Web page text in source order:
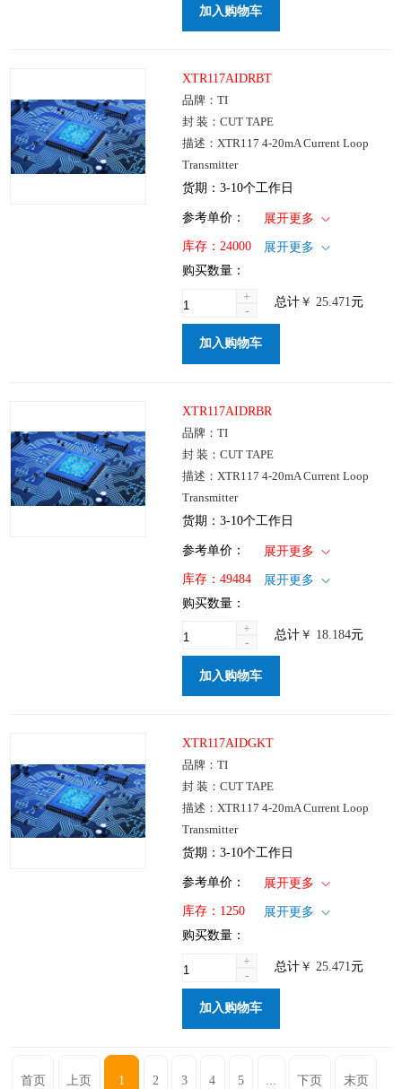
加入购物车
XTR117AIDRBT
品牌：TI
封 装：CUT TAPE
描述：XTR117 4-20mA Current Loop
Transmitter
货期：3-10个工作日
参考单价： 1+: ￥25.471
100+: ￥20.564
展开更多
库存： 24000
仓库：国内
展开更多
购买数量：
+
-
总计￥ 25.471元
加入购物车
XTR117AIDRBR
品牌：TI
封 装：CUT TAPE
描述：XTR117 4-20mA Current Loop
Transmitter
货期：3-10个工作日
参考单价： 1+: ￥18.184
: ￥14.686
展开更多
库存： 49484
仓库：国内
展开更多
购买数量：
+
-
总计￥ 18.184元
加入购物车
XTR117AIDGKT
品牌：TI
封 装：CUT TAPE
描述：XTR117 4-20mA Current Loop
Transmitter
货期：3-10个工作日
参考单价： 1+: ￥25.471
100+: ￥20.564
展开更多
库存： 1250
仓库：国内
展开更多
购买数量：
+
-
总计￥ 25.471元
加入购物车
首页 上页 1 2 3 4 5 ... 下页 末页